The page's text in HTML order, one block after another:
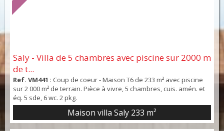
Saly - Villa de 5 chambres avec piscine sur 2000 m
de t...
Ref. VM441 : Coup de coeur - Maison T6 de 233 m² avec piscine
sur 2 000 m² de terrain. Pièce à vivre, 5 chambres, cuis. amén. et
éq. 5 sde, 6 wc. 2 pkg.
Maison villa Saly 233 m²